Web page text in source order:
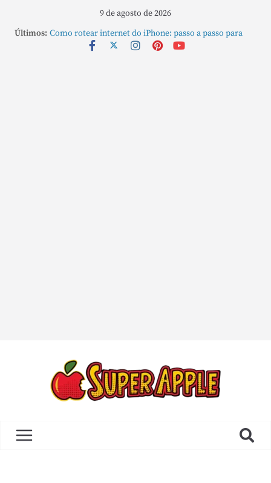
9 de agosto de 2026
Últimos: Como rotear internet do iPhone: passo a passo para
compartilhar a conexão